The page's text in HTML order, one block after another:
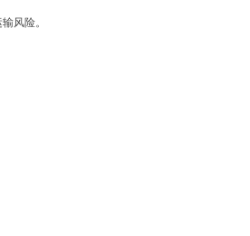
风险。